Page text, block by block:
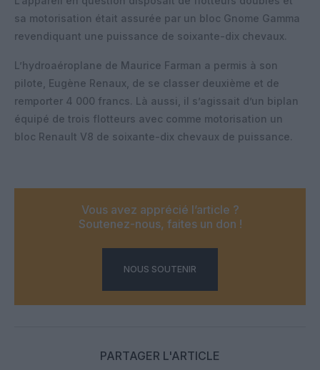
sa motorisation était assurée par un bloc Gnome Gamma
revendiquant une puissance de soixante-dix chevaux.
L’hydroaéroplane de Maurice Farman a permis à son
pilote, Eugène Renaux, de se classer deuxième et de
remporter 4 000 francs. Là aussi, il s’agissait d’un biplan
équipé de trois flotteurs avec comme motorisation un
bloc Renault V8 de soixante-dix chevaux de puissance.
Vous avez apprécié l’article ?
Soutenez-nous, faites un don !
NOUS SOUTENIR
PARTAGER L'ARTICLE